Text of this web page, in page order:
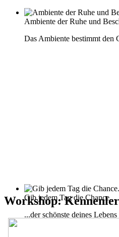
Ambiente der Ruhe und
Das Ambiente bestimmt den
Gib jedem Tag die Chance...
...der schönste deines
Workshop: